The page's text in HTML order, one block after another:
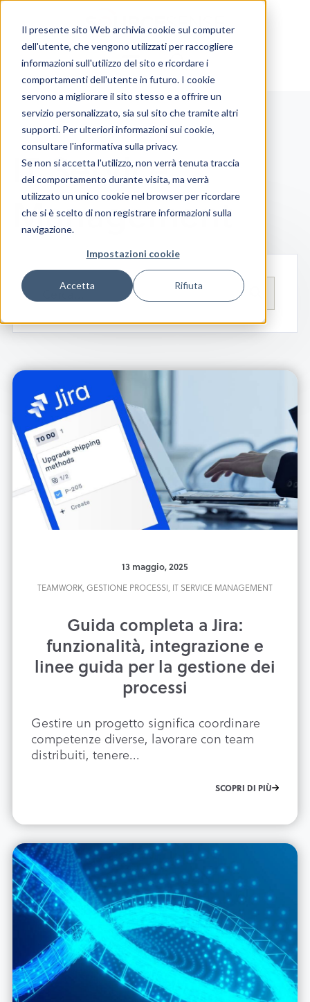
Il presente sito Web archivia cookie sul computer
dell'utente, che vengono utilizzati per raccogliere
informazioni sull'utilizzo del sito e ricordare i
comportamenti dell'utente in futuro. I cookie
servono a migliorare il sito stesso e a offrire un
servizio personalizzato, sia sul sito che tramite altri
supporti. Per ulteriori informazioni sui cookie,
consultare l'informativa sulla privacy.
Se non si accetta l'utilizzo, non verrà tenuta traccia
del comportamento durante visita, ma verrà
utilizzato un unico cookie nel browser per ricordare
che si è scelto di non registrare informazioni sulla
navigazione.
Impostazioni cookie
Accetta Rifiuta
IT Service
Management
13 maggio, 2025
TEAMWORK, GESTIONE PROCESSI, IT SERVICE MANAGEMENT
Guida completa a Jira:
funzionalità, integrazione e
linee guida per la gestione dei
processi
Gestire un progetto significa coordinare
competenze diverse, lavorare con team
distribuiti, tenere...
SCOPRI DI PIÙ